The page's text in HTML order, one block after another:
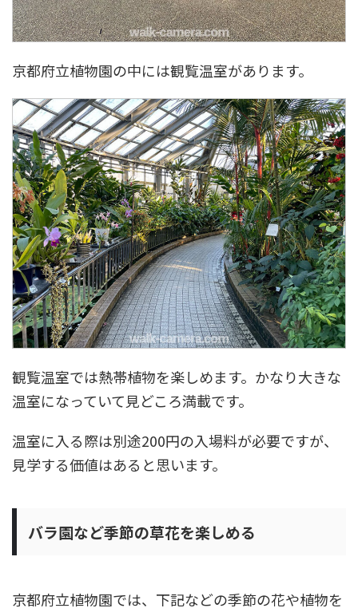
京都府立植物園の中には観覧温室があります。
観覧温室では熱帯植物を楽しめます。かなり大きな
温室になっていて見どころ満載です。
温室に入る際は別途200円の入場料が必要ですが、
見学する価値はあると思います。
バラ園など季節の草花を楽しめる
京都府立植物園では、下記などの季節の花や植物を